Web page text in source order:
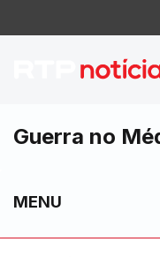
Guerra no
MENU